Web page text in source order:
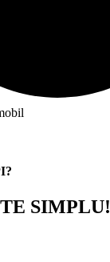
SIMPLU!